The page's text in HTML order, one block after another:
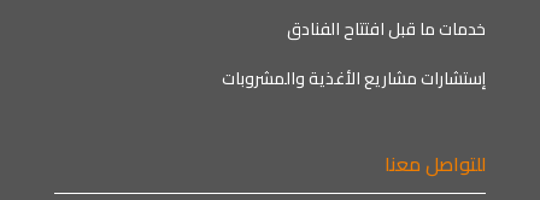
خدمات ما قبل افتتاح الفنادق
إستشارات مشاريع الأغذية والمشروبات
للتواصل معنا